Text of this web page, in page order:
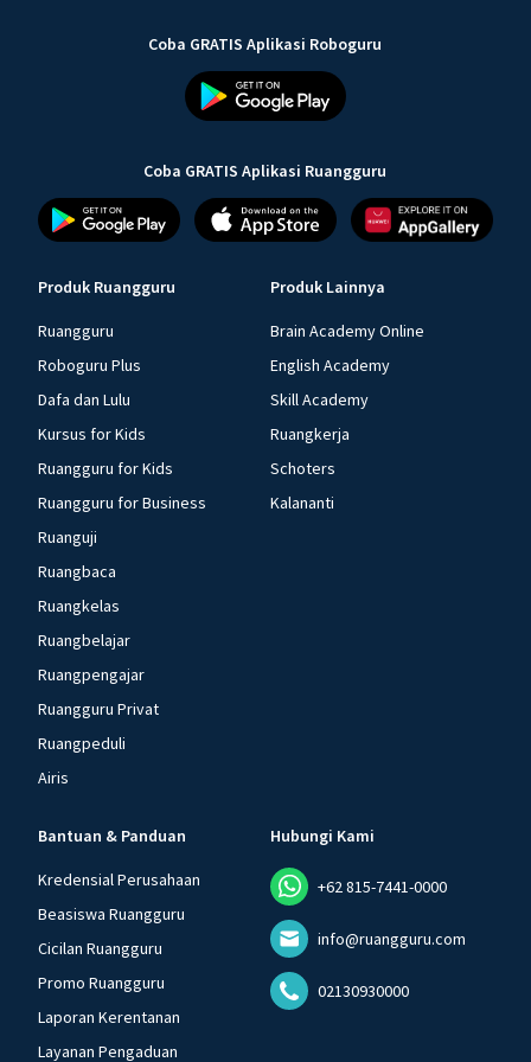
Coba GRATIS Aplikasi Roboguru
Coba GRATIS Aplikasi Ruangguru
Produk Ruangguru
Ruangguru
Roboguru Plus
Dafa dan Lulu
Kursus for Kids
Ruangguru for Kids
Ruangguru for Business
Ruanguji
Ruangbaca
Ruangkelas
Ruangbelajar
Ruangpengajar
Ruangguru Privat
Ruangpeduli
Airis
Produk Lainnya
Brain Academy Online
English Academy
Skill Academy
Ruangkerja
Schoters
Kalananti
Bantuan & Panduan
Kredensial Perusahaan
Beasiswa Ruangguru
Cicilan Ruangguru
Promo Ruangguru
Laporan Kerentanan
Layanan Pengaduan
Hubungi Kami
+62 815-7441-0000
info@ruangguru.com
02130930000